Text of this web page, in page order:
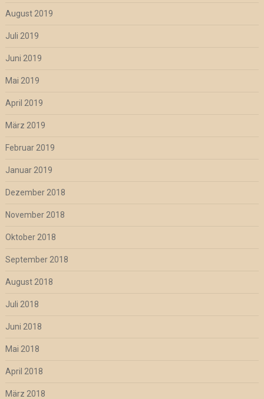
August 2019
Juli 2019
Juni 2019
Mai 2019
April 2019
März 2019
Februar 2019
Januar 2019
Dezember 2018
November 2018
Oktober 2018
September 2018
August 2018
Juli 2018
Juni 2018
Mai 2018
April 2018
März 2018